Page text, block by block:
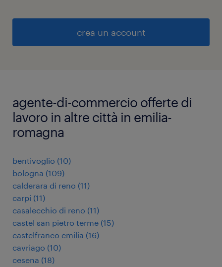
crea un account
agente-di-commercio offerte di
lavoro in altre città in emilia-
romagna
bentivoglio (10)
bologna (109)
calderara di reno (11)
carpi (11)
casalecchio di reno (11)
castel san pietro terme (15)
castelfranco emilia (16)
cavriago (10)
cesena (18)